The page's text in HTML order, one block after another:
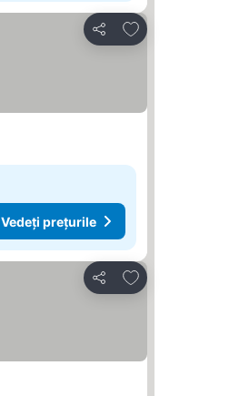
Distribuiți
Adăugaţi la favorite
Vedeți prețurile
Distribuiți
Adăugaţi la favorite